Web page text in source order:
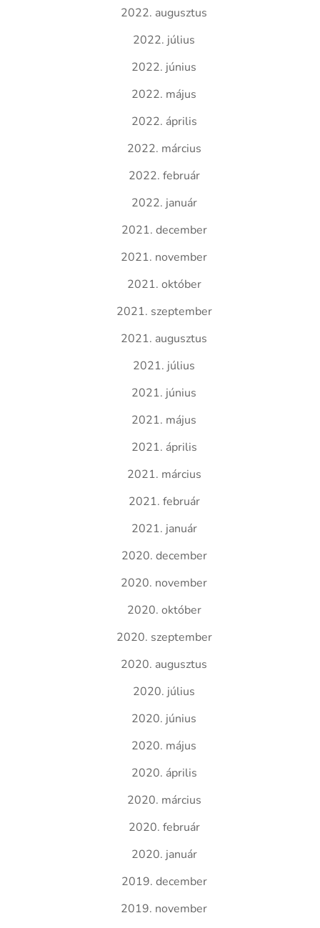
2022. augusztus
2022. július
2022. június
2022. május
2022. április
2022. március
2022. február
2022. január
2021. december
2021. november
2021. október
2021. szeptember
2021. augusztus
2021. július
2021. június
2021. május
2021. április
2021. március
2021. február
2021. január
2020. december
2020. november
2020. október
2020. szeptember
2020. augusztus
2020. július
2020. június
2020. május
2020. április
2020. március
2020. február
2020. január
2019. december
2019. november